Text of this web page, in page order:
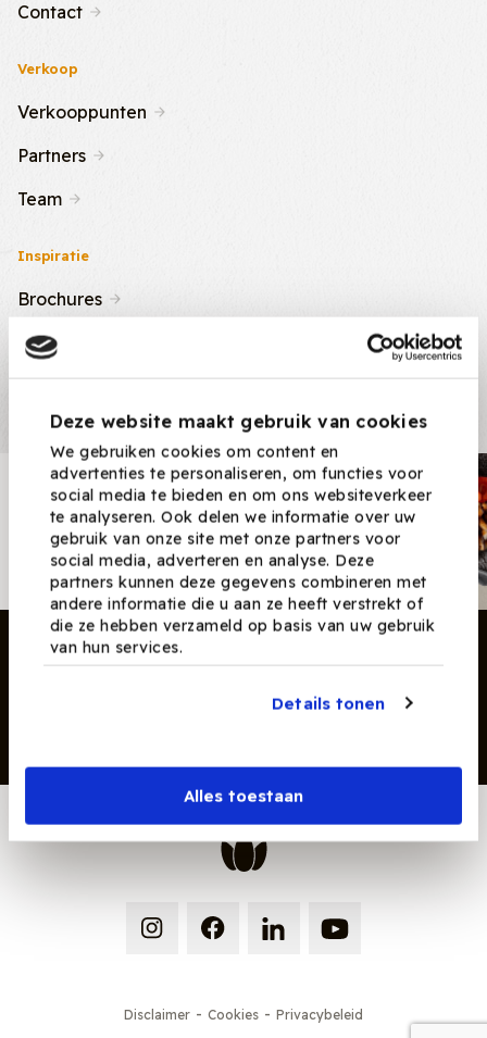
Deze website maakt gebruik van cookies
We gebruiken cookies om content en
advertenties te personaliseren, om functies voor
social media te bieden en om ons websiteverkeer
te analyseren. Ook delen we informatie over uw
gebruik van onze site met onze partners voor
social media, adverteren en analyse. Deze
partners kunnen deze gegevens combineren met
andere informatie die u aan ze heeft verstrekt of
die ze hebben verzameld op basis van uw gebruik
van hun services.
Details tonen
Alles toestaan
Contact
Verkoop
Verkooppunten
Partners
Team
Inspiratie
Brochures
Nieuws & Tips
Recepten
Nieuwsbrief
Ontvang nieuwe recepten,
producten en tips maandelijks in
je mailbox.
Disclaimer - Cookies - Privacybeleid